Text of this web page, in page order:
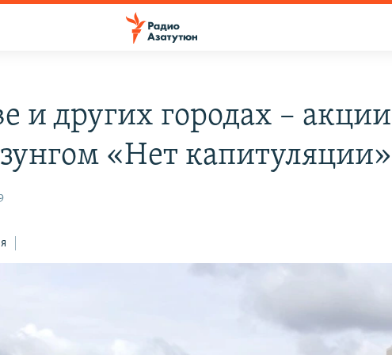
и других городах – акции
«Нет капитуляции»